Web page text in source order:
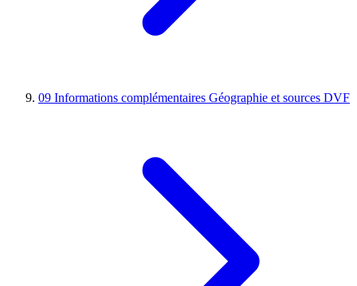
09 Informations complémentaires Géographie et sources DVF